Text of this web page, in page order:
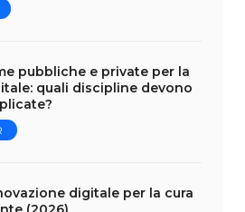
pubbliche e private per la
quali discipline devono
digitale per la cura